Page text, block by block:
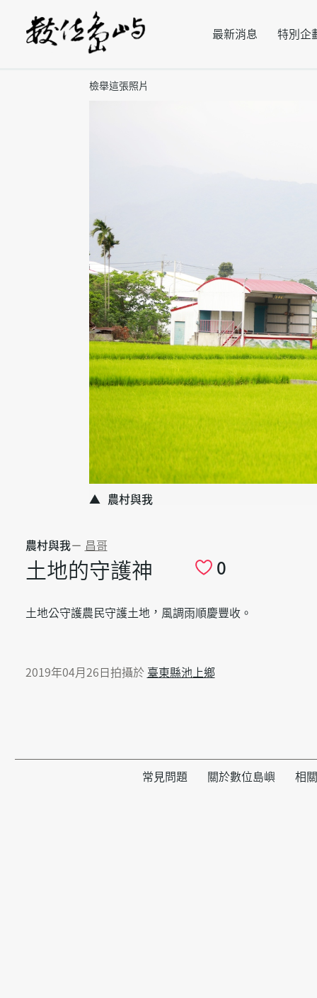
最新消息 特別企
檢舉這張照片
農村與我
農村與我－ 昌哥
土地的守護神 0
土地公守護農民守護土地，風調雨順慶豐收。
2019年04月26日拍攝於 臺東縣池上鄉
常見問題 關於數位島嶼 相